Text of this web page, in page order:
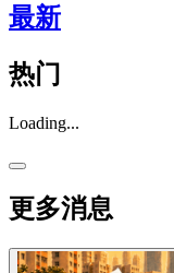
最新
热门
Loading...
更多消息